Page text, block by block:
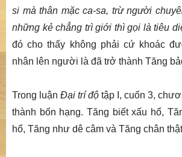
si mà thân mặc ca-sa, trừ người
những kẻ chẳng trì giới thì gọi là tiêu
đó cho thấy không phải cứ khoác
nhân lên người là đã trở thành Tăng
Trong luận Đại trí độ tập I, cuốn 3,
thành bốn hạng. Tăng biết xấu hổ,
hổ, Tăng như dê câm và Tăng chân